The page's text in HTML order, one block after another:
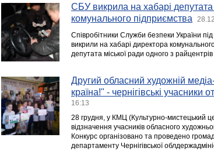
СБУ викрила на хабарі депутата
комунального підприємства
Співробітники Служби безпеки України
викрили на хабарі директора
депутата міської ради одного з райцентрів
Другий обласний художній
країна!" - чернігівські учасники
16:13
28 грудня, у КМЦ (Культурно-мистецький
відзначення учасників обласного
Конкурс організовано та проведено
департаменту Чернігівської